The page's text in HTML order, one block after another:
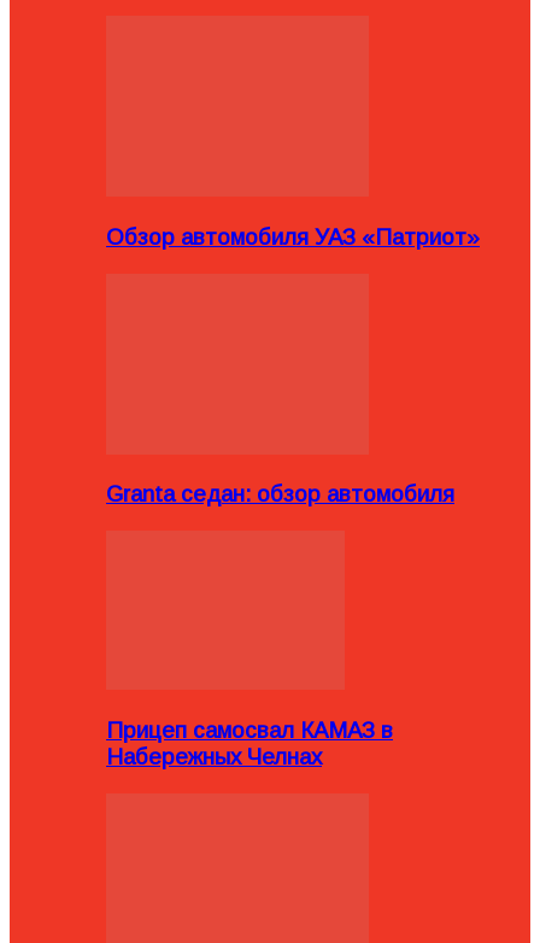
Обзор автомобиля УАЗ «Патриот»
Granta седан: обзор автомобиля
Прицеп самосвал КАМАЗ в
Набережных Челнах